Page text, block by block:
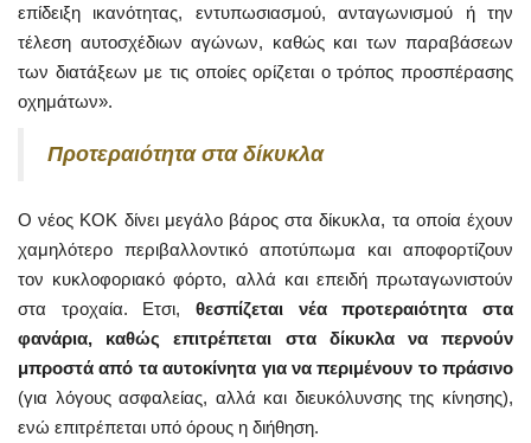
επίδειξη ικανότητας, εντυπωσιασμού, ανταγωνισμού ή την
τέλεση αυτοσχέδιων αγώνων, καθώς και των παραβάσεων
των διατάξεων με τις οποίες ορίζεται ο τρόπος προσπέρασης
οχημάτων».
Προτεραιότητα στα δίκυκλα
Ο νέος ΚΟΚ δίνει μεγάλο βάρος στα δίκυκλα, τα οποία έχουν
χαμηλότερο περιβαλλοντικό αποτύπωμα και αποφορτίζουν
τον κυκλοφοριακό φόρτο, αλλά και επειδή πρωταγωνιστούν
στα τροχαία. Ετσι, θεσπίζεται νέα προτεραιότητα στα
φανάρια, καθώς επιτρέπεται στα δίκυκλα να περνούν
μπροστά από τα αυτοκίνητα για να περιμένουν το πράσινο
(για λόγους ασφαλείας, αλλά και διευκόλυνσης της κίνησης),
ενώ επιτρέπεται υπό όρους η διήθηση.